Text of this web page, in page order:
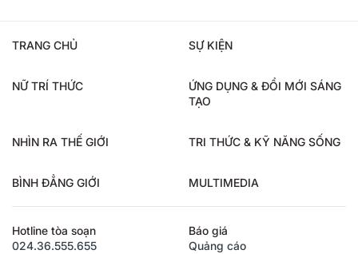
TRANG CHỦ SỰ KIỆN
NỮ TRÍ THỨC
ỨNG DỤNG & ĐỔI MỚI SÁNG
TẠO
NHÌN RA THẾ GIỚI TRI THỨC & KỸ NĂNG SỐNG
BÌNH ĐẲNG GIỚI MULTIMEDIA
Hotline tòa soạn
024.36.555.655
Báo giá
Quảng cáo